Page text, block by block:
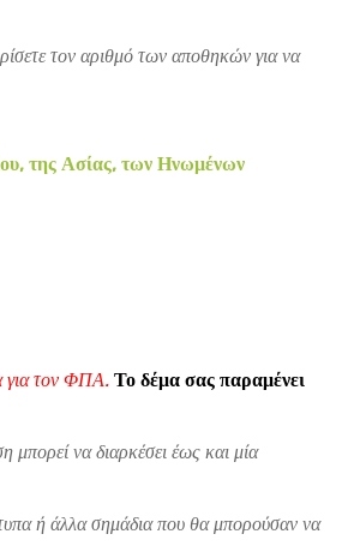
τον αριθμό των αποθηκών για να
της Ασίας, των Ηνωμένων
για τον ΦΠΑ. Το δέμα σας παραμένει
να διαρκέσει έως και μία
ή άλλα σημάδια που θα μπορούσαν να